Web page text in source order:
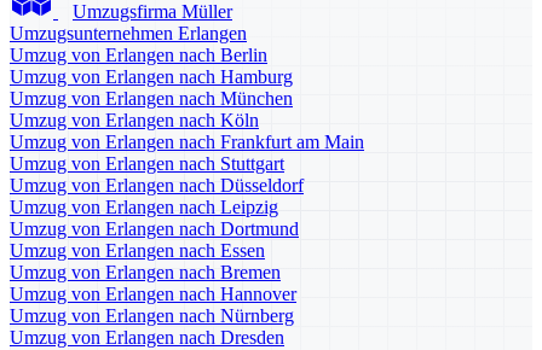
Umzugsfirma Müller
Umzugsunternehmen Erlangen
Umzug von Erlangen nach Berlin
Umzug von Erlangen nach Hamburg
Umzug von Erlangen nach München
Umzug von Erlangen nach Köln
Umzug von Erlangen nach Frankfurt am Main
Umzug von Erlangen nach Stuttgart
Umzug von Erlangen nach Düsseldorf
Umzug von Erlangen nach Leipzig
Umzug von Erlangen nach Dortmund
Umzug von Erlangen nach Essen
Umzug von Erlangen nach Bremen
Umzug von Erlangen nach Hannover
Umzug von Erlangen nach Nürnberg
Umzug von Erlangen nach Dresden